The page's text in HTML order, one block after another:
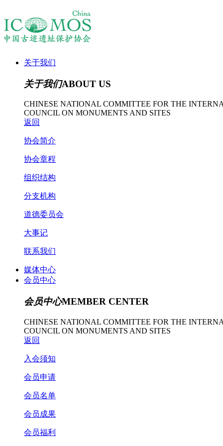
关于我们
关于我们ABOUT US
CHINESE NATIONAL COMMITTEE FOR THE
COUNCIL ON MONUMENTS AND SITES
返回
协会简介
协会章程
组织结构
分支机构
道德委员会
大事记
联系我们
媒体中心
会员中心
会员中心MEMBER CENTER
CHINESE NATIONAL COMMITTEE FOR THE
COUNCIL ON MONUMENTS AND SITES
返回
入会须知
会员申请
会员名单
会员成果
会员福利